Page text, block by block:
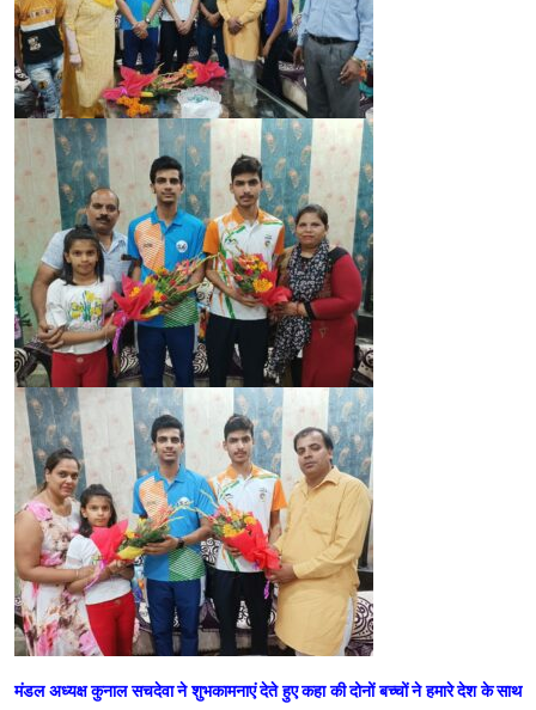
मंडल अध्यक्ष कुनाल सचदेवा ने शुभकामनाएं देते हुए कहा की दोनों बच्चों ने हमारे देश के साथ